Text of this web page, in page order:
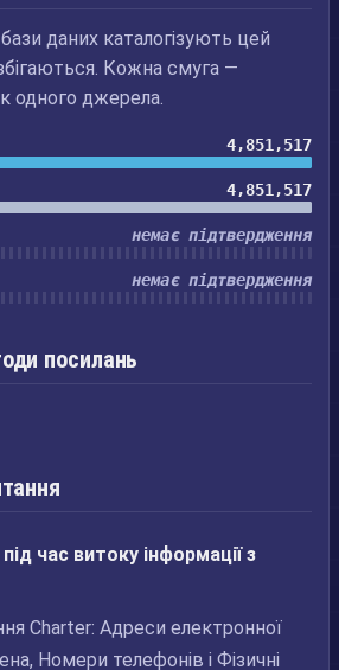
даних каталогізують цей
Кожна смуга —
одного джерела.
4,851,517
4,851,517
немає підтвердження
немає підтвердження
посилань
час витоку інформації з
Charter: Адреси електронної
Номери телефонів і Фізичні